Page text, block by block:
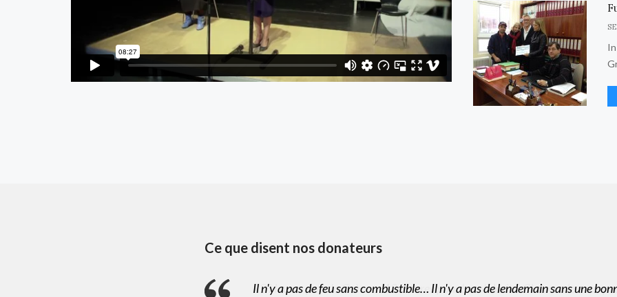
Ce que disent nos donateurs
Il n'y a pas de feu sans combustible… Il n'y a pas de lendemain sans une